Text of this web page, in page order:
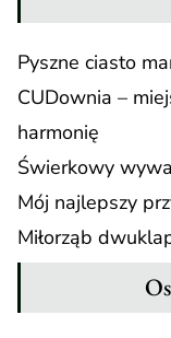
Pyszne ciasto
CUDownia –
harmonię
Świerkowy
Mój najlepszy
Miłorząb